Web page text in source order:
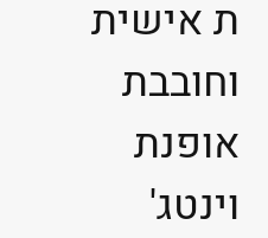
ת אישית
וחובבת
אופנת
וינטג'